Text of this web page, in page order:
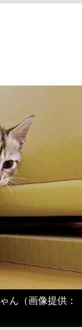
ん（画像提供：